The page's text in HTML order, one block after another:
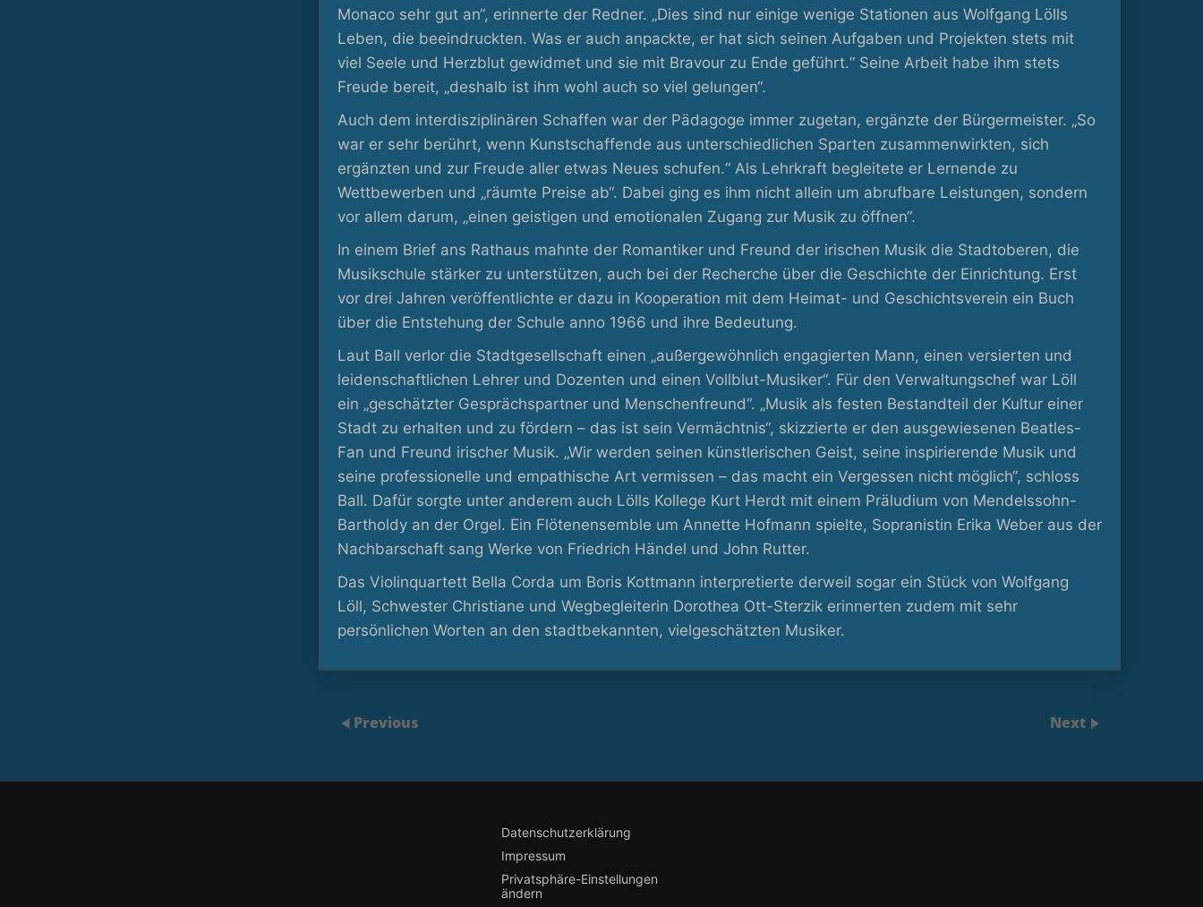
Monaco sehr gut an“, erinnerte der Redner. „Dies sind nur einige wenige Stationen aus Wolfgang Lölls
Leben, die beeindruckten. Was er auch anpackte, er hat sich seinen Aufgaben und Projekten stets mit
viel Seele und Herzblut gewidmet und sie mit Bravour zu Ende geführt.“ Seine Arbeit habe ihm stets
Freude bereit, „deshalb ist ihm wohl auch so viel gelungen“.
Auch dem interdisziplinären Schaffen war der Pädagoge immer zugetan, ergänzte der Bürgermeister. „So
war er sehr berührt, wenn Kunstschaffende aus unterschiedlichen Sparten zusammenwirkten, sich
ergänzten und zur Freude aller etwas Neues schufen.“ Als Lehrkraft begleitete er Lernende zu
Wettbewerben und „räumte Preise ab“. Dabei ging es ihm nicht allein um abrufbare Leistungen, sondern
vor allem darum, „einen geistigen und emotionalen Zugang zur Musik zu öffnen“.
In einem Brief ans Rathaus mahnte der Romantiker und Freund der irischen Musik die Stadtoberen, die
Musikschule stärker zu unterstützen, auch bei der Recherche über die Geschichte der Einrichtung. Erst
vor drei Jahren veröffentlichte er dazu in Kooperation mit dem Heimat- und Geschichtsverein ein Buch
über die Entstehung der Schule anno 1966 und ihre Bedeutung.
Laut Ball verlor die Stadtgesellschaft einen „außergewöhnlich engagierten Mann, einen versierten und
leidenschaftlichen Lehrer und Dozenten und einen Vollblut-Musiker“. Für den Verwaltungschef war Löll
ein „geschätzter Gesprächspartner und Menschenfreund“. „Musik als festen Bestandteil der Kultur einer
Stadt zu erhalten und zu fördern – das ist sein Vermächtnis“, skizzierte er den ausgewiesenen Beatles-
Fan und Freund irischer Musik. „Wir werden seinen künstlerischen Geist, seine inspirierende Musik und
seine professionelle und empathische Art vermissen – das macht ein Vergessen nicht möglich“, schloss
Ball. Dafür sorgte unter anderem auch Lölls Kollege Kurt Herdt mit einem Präludium von Mendelssohn-
Bartholdy an der Orgel. Ein Flötenensemble um Annette Hofmann spielte, Sopranistin Erika Weber aus der
Nachbarschaft sang Werke von Friedrich Händel und John Rutter.
Das Violinquartett Bella Corda um Boris Kottmann interpretierte derweil sogar ein Stück von Wolfgang
Löll, Schwester Christiane und Wegbegleiterin Dorothea Ott-Sterzik erinnerten zudem mit sehr
persönlichen Worten an den stadtbekannten, vielgeschätzten Musiker.
Previous Next
Datenschutzerklärung
Impressum
Privatsphäre-Einstellungen
ändern